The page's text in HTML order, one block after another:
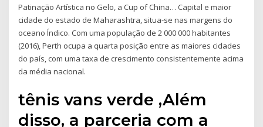
Patinação Artística no Gelo, a Cup of China… Capital e maior
cidade do estado de Maharashtra, situa-se nas margens do
oceano Índico. Com uma população de 2 000 000 habitantes
(2016), Perth ocupa a quarta posição entre as maiores cidades
do país, com uma taxa de crescimento consistentemente acima
da média nacional.
tênis vans verde ,Além
disso, a parceria com a